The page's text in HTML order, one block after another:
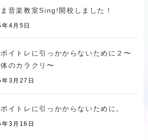
音楽教室Sing!開校しました！
4月5日
イトレに引っかからないために２〜
のカラクリ〜
3月27日
イトレに引っかからないために。
3月16日